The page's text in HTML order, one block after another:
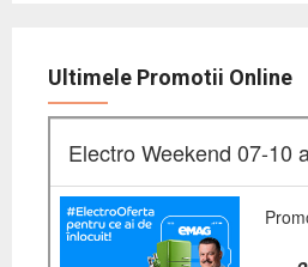
Ultimele Promotii Online